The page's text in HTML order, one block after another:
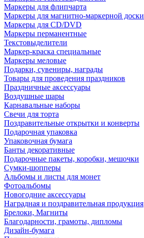
Маркеры для флипчарта
Маркеры для магнитно-маркерной доски
Маркеры для CD/DVD
Маркеры перманентные
Текстовыделители
Маркер-краска специальные
Маркеры меловые
Подарки, сувениры, награды
Товары для проведения праздников
Праздничные аксессуары
Воздушные шары
Карнавальные наборы
Свечи для торта
Поздравительные открытки и конверты
Подарочная упаковка
Упаковочная бумага
Банты декоративные
Подарочные пакеты, коробки, мешочки
Сумки-шопперы
Альбомы и листы для монет
Фотоальбомы
Новогодние аксессуары
Наградная и поздравительная продукция
Брелоки, Магниты
Благодарности, грамоты, дипломы
Дизайн-бумага